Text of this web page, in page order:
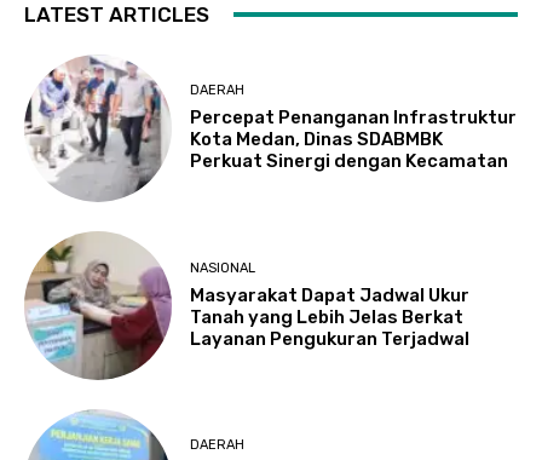
LATEST ARTICLES
DAERAH
Percepat Penanganan Infrastruktur
Kota Medan, Dinas SDABMBK
Perkuat Sinergi dengan Kecamatan
NASIONAL
Masyarakat Dapat Jadwal Ukur
Tanah yang Lebih Jelas Berkat
Layanan Pengukuran Terjadwal
DAERAH